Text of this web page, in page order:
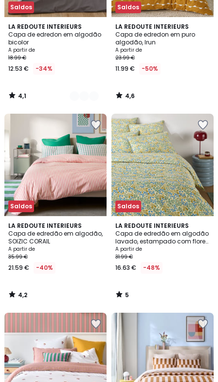
Saldos
LA REDOUTE INTERIEURS
Capa de edredon em algodão
bicolor
A partir de
18.99 €
12.53 € -34%
4,1
/ 5
4
Cores
4,1
/
Saldos
LA REDOUTE INTERIEURS
Capa de edredon em puro
algodão, Irun
A partir de
23.99 €
11.99 € -50%
4,6
/ 5
4,6
/
Saldos
LA REDOUTE INTERIEURS
Capa de edredão em algodão,
SOIZIC CORAIL
A partir de
35.99 €
21.59 € -40%
4,2
/ 5
4,2
/
Saldos
LA REDOUTE INTERIEURS
Capa de edredão em algodão
lavado, estampado com flores,
HANOI
A partir de
31.99 €
16.63 € -48%
5
/
5
5
/